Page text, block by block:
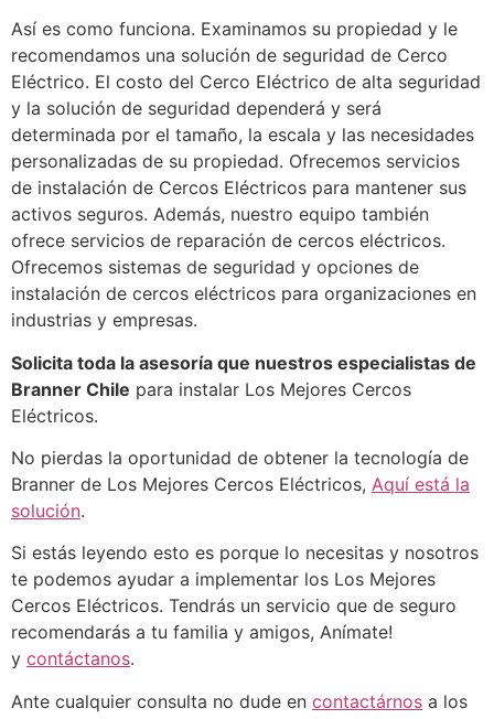
Así es como funciona. Examinamos su propiedad y le
recomendamos una solución de seguridad de Cerco
Eléctrico. El costo del Cerco Eléctrico de alta seguridad
y la solución de seguridad dependerá y será
determinada por el tamaño, la escala y las necesidades
personalizadas de su propiedad. Ofrecemos servicios
de instalación de Cercos Eléctricos para mantener sus
activos seguros. Además, nuestro equipo también
ofrece servicios de reparación de cercos eléctricos.
Ofrecemos sistemas de seguridad y opciones de
instalación de cercos eléctricos para organizaciones en
industrias y empresas.
Solicita toda la asesoría que nuestros especialistas de
Branner Chile para instalar Los Mejores Cercos
Eléctricos.
No pierdas la oportunidad de obtener la tecnología de
Branner de Los Mejores Cercos Eléctricos, Aquí está la
solución.
Si estás leyendo esto es porque lo necesitas y nosotros
te podemos ayudar a implementar los Los Mejores
Cercos Eléctricos. Tendrás un servicio que de seguro
recomendarás a tu familia y amigos, Anímate!
y contáctanos.
Ante cualquier consulta no dude en contactárnos a los